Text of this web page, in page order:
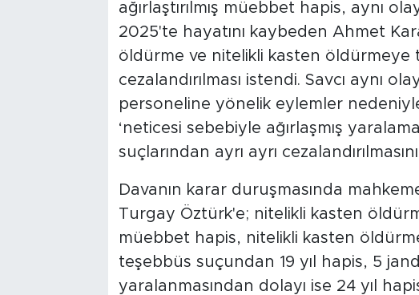
ağırlaştırılmış müebbet hapis, aynı
2025'te hayatını kaybeden Ahmet
öldürme ve nitelikli kasten öldürmeye
cezalandırılması istendi. Savcı aynı
personeline yönelik eylemler
‘neticesi sebebiyle ağırlaşmış
suçlarından ayrı ayrı
Davanın karar duruşmasında
Turgay Öztürk'e; nitelikli kasten
müebbet hapis, nitelikli kasten
teşebbüs suçundan 19 yıl hapis, 5
yaralanmasından dolayı ise 24 yıl